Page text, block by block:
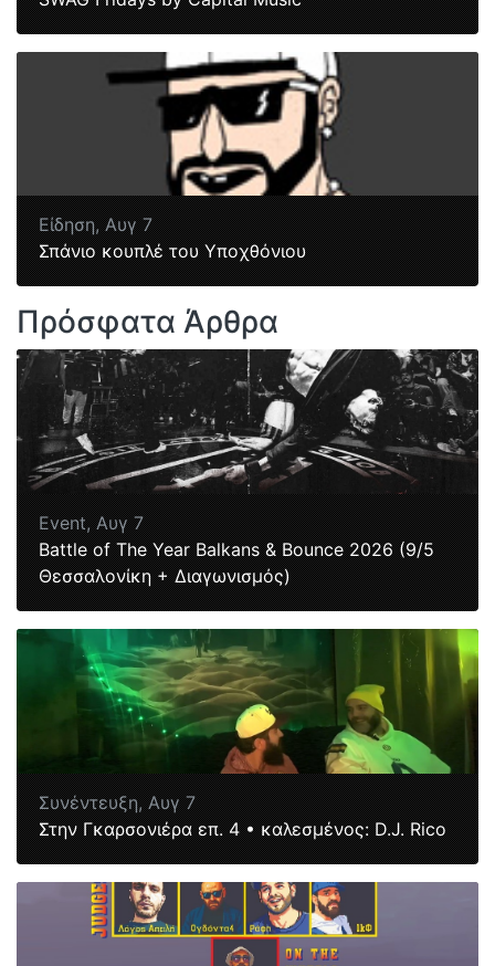
Είδηση,Αυγ 7
Σπάνιο κουπλέ του Υποχθόνιου
Πρόσφατα Άρθρα
Event,Αυγ 7
Battle of The Year Balkans & Bounce 2026 (9/5
Θεσσαλονίκη + Διαγωνισμός)
Συνέντευξη,Αυγ 7
Στην Γκαρσονιέρα επ. 4 • καλεσμένος: D.J. Rico